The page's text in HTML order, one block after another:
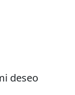
deseo